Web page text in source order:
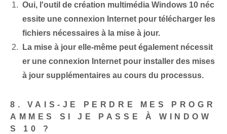
Oui, l'outil de création multimédia Windows 10 néc
essite une connexion Internet pour télécharger les
fichiers nécessaires à la mise à jour.
La mise à jour elle-même peut également nécessit
er une connexion Internet pour installer des mises
à jour supplémentaires au cours du processus.
8. VAIS-JE PERDRE MES PROGR
AMMES SI JE PASSE À WINDOW
S 10 ?